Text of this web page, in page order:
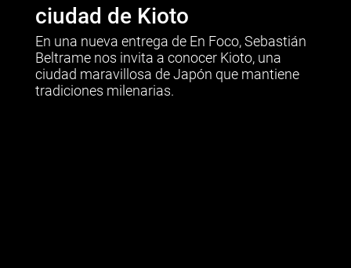
ciudad de Kioto
En una nueva entrega de En Foco, Sebastián
Beltrame nos invita a conocer Kioto, una
ciudad maravillosa de Japón que mantiene
tradiciones milenarias.